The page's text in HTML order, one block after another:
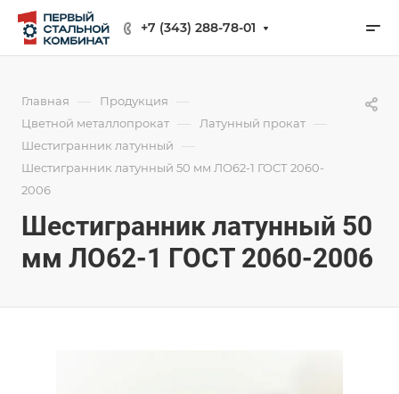
+7 (343) 288-78-01
Главная — Продукция —
Цветной металлопрокат — Латунный прокат —
Шестигранник латунный —
Шестигранник латунный 50 мм ЛО62-1 ГОСТ 2060-
2006
Шестигранник латунный 50
мм ЛО62-1 ГОСТ 2060-2006